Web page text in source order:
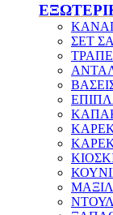
ΣΕΤ